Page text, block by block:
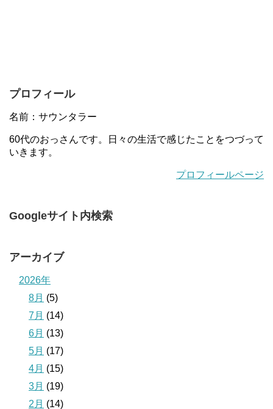
プロフィール
名前：サウンタラー
60代のおっさんです。日々の生活で感じたことをつづって
いきます。
プロフィールページ
Googleサイト内検索
アーカイブ
2026年
8月 (5)
7月 (14)
6月 (13)
5月 (17)
4月 (15)
3月 (19)
2月 (14)